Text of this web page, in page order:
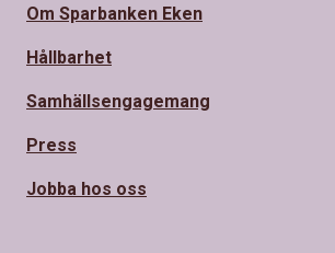
Om Sparbanken Eken
Hållbarhet
Samhällsengagemang
Press
Jobba hos oss